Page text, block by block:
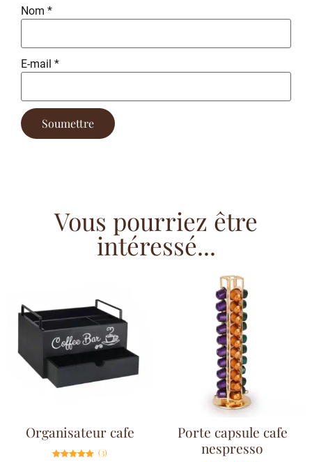
Nom *
E-mail *
Vous pourriez être
intéressé...
Organisateur cafe
(3)
Porte capsule cafe
nespresso